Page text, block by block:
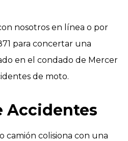
nosotros en línea o por
para concertar una
en el condado de Mercer
de moto.
Accidentes
camión colisiona con una